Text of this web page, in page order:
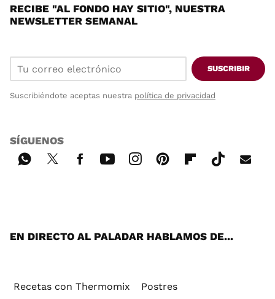
RECIBE "AL FONDO HAY SITIO", NUESTRA
NEWSLETTER SEMANAL
SUSCRIBIR
Suscribiéndote aceptas nuestra política de privacidad
SÍGUENOS
EN DIRECTO AL PALADAR HABLAMOS DE...
Recetas con Thermomix Postres